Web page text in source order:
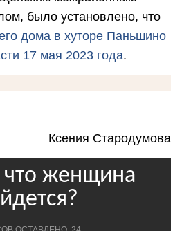
было установлено, что
дома в хуторе Паньшино
17 мая 2023 года.
Ксения Стародумова